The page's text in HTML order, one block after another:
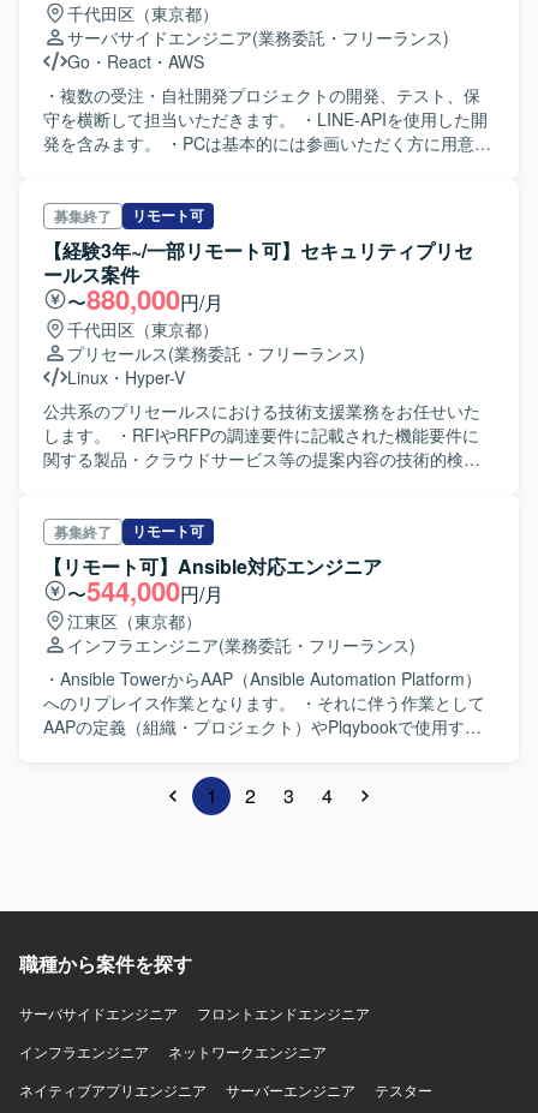
千代田区（東京都）
サーバサイドエンジニア(業務委託・フリーランス)
Go ・ React ・ AWS
・複数の受注・自社開発プロジェクトの開発、テスト、保
守を横断して担当いただきます。 ・LINE-APIを使用した開
発を含みます。 ・PCは基本的には参画いただく方に用意い
募集終了 リモート可
【経験3年~/一部リモート可】セキュリティプリセ
ールス案件
〜880,000円/月
千代田区（東京都）
プリセールス(業務委託・フリーランス)
Linux ・ Hyper-V
公共系のプリセールスにおける技術支援業務をお任せいた
します。 ・RFIやRFPの調達要件に記載された機能要件に
関する製品・クラウドサービス等の提案内容の技術的検討
募集終了 リモート可
【リモート可】Ansible対応エンジニア
〜544,000円/月
江東区（東京都）
インフラエンジニア(業務委託・フリーランス)
・Ansible TowerからAAP（Ansible Automation Platform）
へのリプレイス作業となります。 ・それに伴う作業として
AAPの定義（組織・プロジェクト）やPlqybookで使用する
Ansibleの有識者の技術的支援を行います。 ・GitLabの移行
作業も含まれます。 1 2 3 4
職種から案件を探す
サーバサイドエンジニア
フロントエンドエンジニア
インフラエンジニア
ネットワークエンジニア
ネイティブアプリエンジニア
サーバーエンジニア
テスター